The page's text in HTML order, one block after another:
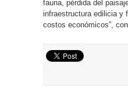
fauna, pérdida del
infraestructura edilicia y
costos económicos”,